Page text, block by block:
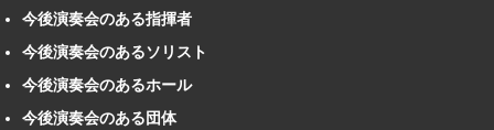
今後演奏会のある指揮者
今後演奏会のあるソリスト
今後演奏会のあるホール
今後演奏会のある団体